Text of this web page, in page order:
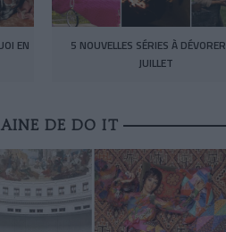
EN
5 NOUVELLES SÉRIES À
JUILLET
DE DO IT